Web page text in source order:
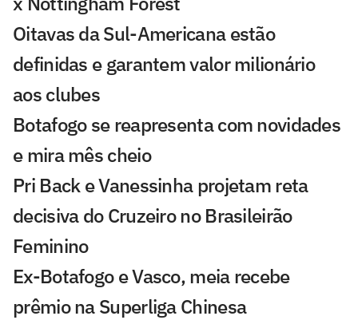
Oitavas da Sul-Americana estão
definidas e garantem valor milionário
aos clubes
Botafogo se reapresenta com novidades
e mira mês cheio
Pri Back e Vanessinha projetam reta
decisiva do Cruzeiro no Brasileirão
Feminino
Ex-Botafogo e Vasco, meia recebe
prêmio na Superliga Chinesa